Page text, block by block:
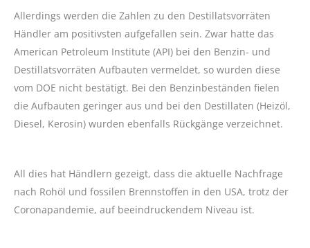
Allerdings werden die Zahlen zu den Destillatsvorräten
Händler am positivsten aufgefallen sein. Zwar hatte das
American Petroleum Institute (API) bei den Benzin- und
Destillatsvorräten Aufbauten vermeldet, so wurden diese
vom DOE nicht bestätigt. Bei den Benzinbeständen fielen
die Aufbauten geringer aus und bei den Destillaten (Heizöl,
Diesel, Kerosin) wurden ebenfalls Rückgänge verzeichnet.
All dies hat Händlern gezeigt, dass die aktuelle Nachfrage
nach Rohöl und fossilen Brennstoffen in den USA, trotz der
Coronapandemie, auf beeindruckendem Niveau ist.